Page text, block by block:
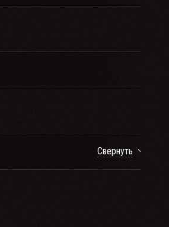
Свернуть